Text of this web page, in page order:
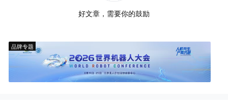
好文章，需要你的鼓励
品牌专题